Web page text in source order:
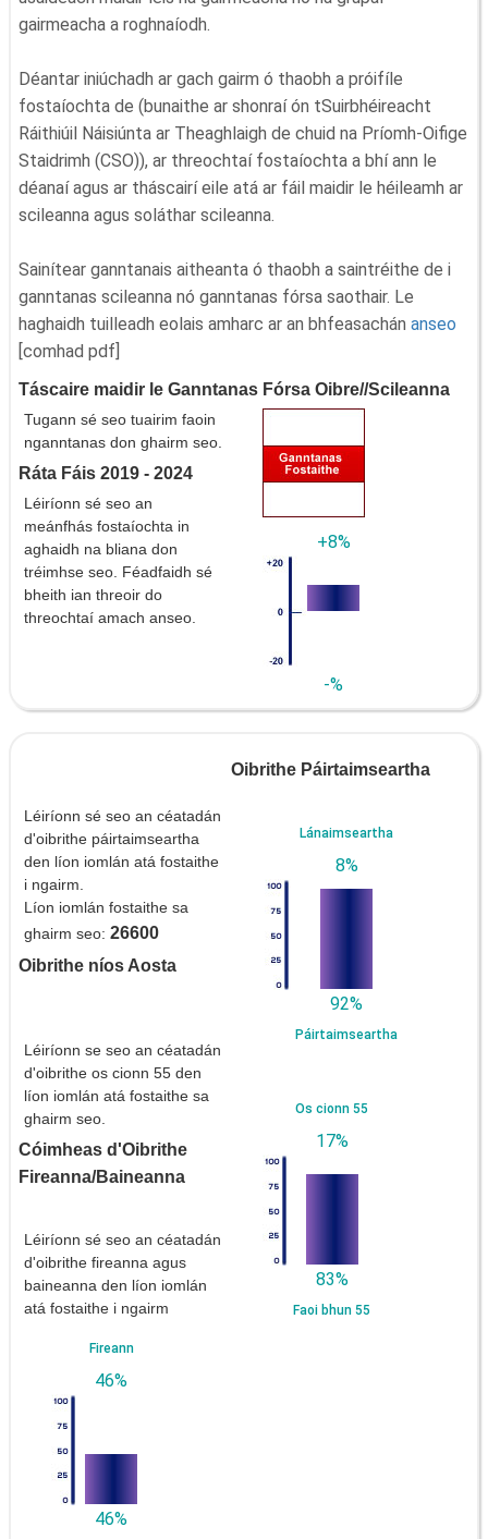
gairmeacha a roghnaíodh.
Déantar iniúchadh ar gach gairm ó thaobh a próifíle
fostaíochta de (bunaithe ar shonraí ón tSuirbhéireacht
Ráithiúil Náisiúnta ar Theaghlaigh de chuid na Príomh-Oifige
Staidrimh (CSO)), ar threochtaí fostaíochta a bhí ann le
déanaí agus ar tháscairí eile atá ar fáil maidir le héileamh ar
scileanna agus soláthar scileanna.
Sainítear ganntanais aitheanta ó thaobh a saintréithe de i
ganntanas scileanna nó ganntanas fórsa saothair. Le
haghaidh tuilleadh eolais amharc ar an bhfeasachán anseo
[comhad pdf]
Táscaire maidir le Ganntanas Fórsa Oibre//Scileanna
Tugann sé seo tuairim faoin
nganntanas don ghairm seo.
Ráta Fáis 2019 - 2024
Léiríonn sé seo an
meánfhás fostaíochta in
aghaidh na bliana don
tréimhse seo. Féadfaidh sé
bheith ian threoir do
threochtaí amach anseo.
+8%
-%
Oibrithe Páirtaimseartha
Léiríonn sé seo an céatadán
d'oibrithe páirtaimseartha
den líon iomlán atá fostaithe
i ngairm.
Líon iomlán fostaithe sa
ghairm seo: 26600
Lánaimseartha
8%
92%
Páirtaimseartha
Oibrithe níos Aosta
Léiríonn se seo an céatadán
d'oibrithe os cionn 55 den
líon iomlán atá fostaithe sa
ghairm seo.
Os cionn 55
17%
83%
Faoi bhun 55
Cóimheas d'Oibrithe
Fireanna/Baineanna
Léiríonn sé seo an céatadán
d'oibrithe fireanna agus
baineanna den líon iomlán
atá fostaithe i ngairm
Fireann
46%
46%